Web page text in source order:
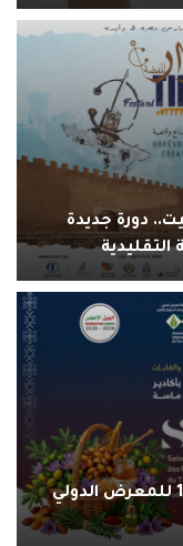
دورة جديدة
أكادير تستعد لاحتضان الدورة 12 للمعرض الدولي